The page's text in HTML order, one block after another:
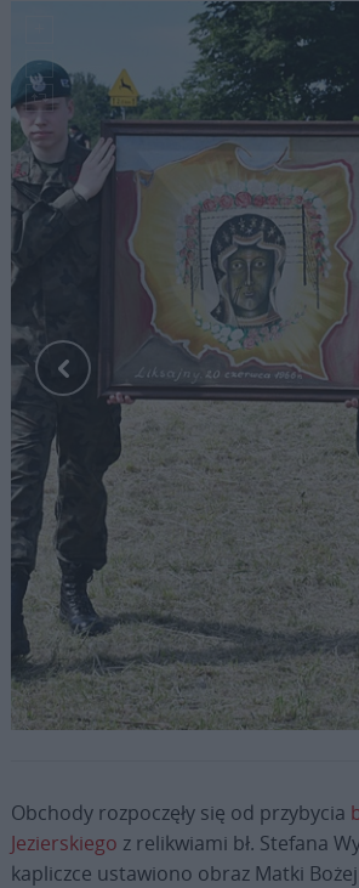
Obchody rozpoczęły się od przybycia
Jezierskiego z relikwiami bł. Stefana
kapliczce ustawiono obraz Matki